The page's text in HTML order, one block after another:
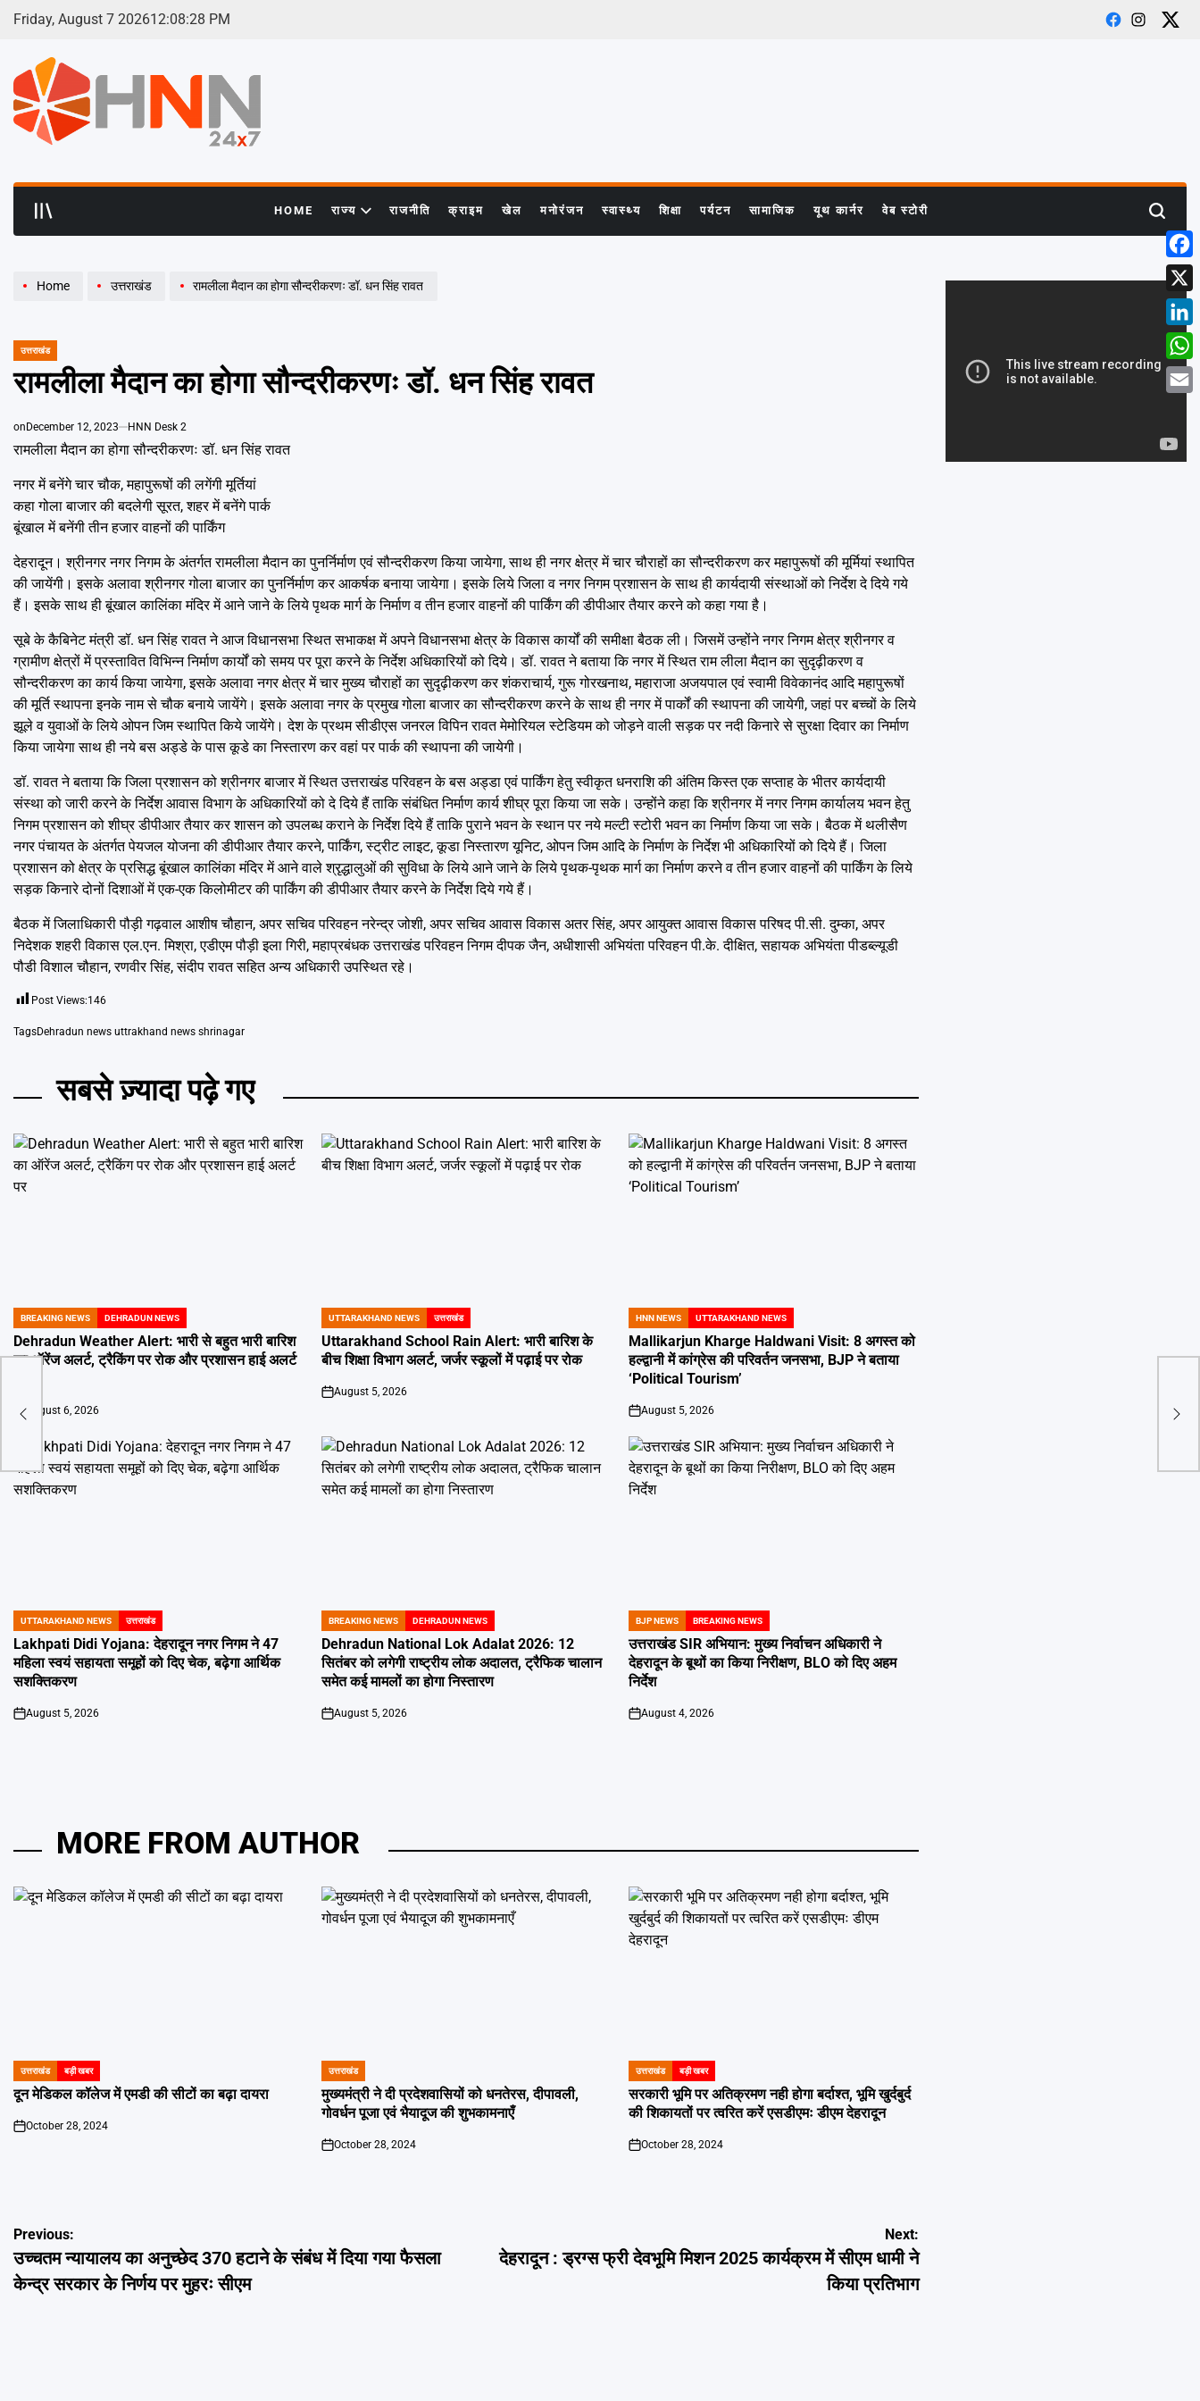
Skip
Friday, August 7 202612:08:28 PM
FacebookX
HOME राज्य राजनीति क्राइम खेल मनोरंजन स्वास्थ्य शिक्षा पर्यटन सामाजिक यूथ कार्नर वेब स्टोरी Search
Home उत्तराखंड रामलीला मैदान का होगा सौन्दरीकरणः डॉ. धन सिंह रावत
POSTED
उत्तराखंड
रामलीला मैदान का होगा सौन्दरीकरणः डॉ. धन सिंह रावत
onDecember 12, 2023 HNN Desk 2
रामलीला मैदान का होगा सौन्दरीकरणः डॉ. धन सिंह रावत
नगर में बनेंगे चार चौक, महापुरूषों की लगेंगी मूर्तियां
कहा गोला बाजार की बदलेगी सूरत, शहर में बनेंगे पार्क
बूंखाल में बनेंगी तीन हजार वाहनों की पार्किंग
देहरादून। श्रीनगर नगर निगम के अंतर्गत रामलीला मैदान का पुनर्निर्माण एवं सौन्दरीकरण किया जायेगा, साथ ही नगर क्षेत्र में चार चौराहों का सौन्दरीकरण कर महापुरूषों की मूर्मियां स्थापित
की जायेंगी। इसके अलावा श्रीनगर गोला बाजार का पुनर्निर्माण कर आकर्षक बनाया जायेगा। इसके लिये जिला व नगर निगम प्रशासन के साथ ही कार्यदायी संस्थाओं को निर्देश दे दिये गये
हैं। इसके साथ ही बूंखाल कालिंका मंदिर में आने जाने के लिये पृथक मार्ग के निर्माण व तीन हजार वाहनों की पार्किंग की डीपीआर तैयार करने को कहा गया है।
सूबे के कैबिनेट मंत्री डॉ. धन सिंह रावत ने आज विधानसभा स्थित सभाकक्ष में अपने विधानसभा क्षेत्र के विकास कार्यों की समीक्षा बैठक ली। जिसमें उन्होंने नगर निगम क्षेत्र श्रीनगर व
ग्रामीण क्षेत्रों में प्रस्तावित विभिन्न निर्माण कार्यों को समय पर पूरा करने के निर्देश अधिकारियों को दिये। डॉ. रावत ने बताया कि नगर में स्थित राम लीला मैदान का सुदृढ़ीकरण व
सौन्दरीकरण का कार्य किया जायेगा, इसके अलावा नगर क्षेत्र में चार मुख्य चौराहों का सुदृढ़ीकरण कर शंकराचार्य, गुरू गोरखनाथ, महाराजा अजयपाल एवं स्वामी विवेकानंद आदि महापुरूषों
की मूर्ति स्थापना इनके नाम से चौक बनाये जायेंगे। इसके अलावा नगर के प्रमुख गोला बाजार का सौन्दरीकरण करने के साथ ही नगर में पार्कों की स्थापना की जायेगी, जहां पर बच्चों के लिये
झूले व युवाओं के लिये ओपन जिम स्थापित किये जायेंगे। देश के प्रथम सीडीएस जनरल विपिन रावत मेमोरियल स्टेडियम को जोड़ने वाली सड़क पर नदी किनारे से सुरक्षा दिवार का निर्माण
किया जायेगा साथ ही नये बस अड्डे के पास कूडे का निस्तारण कर वहां पर पार्क की स्थापना की जायेगी।
डॉ. रावत ने बताया कि जिला प्रशासन को श्रीनगर बाजार में स्थित उत्तराखंड परिवहन के बस अड्डा एवं पार्किंग हेतु स्वीकृत धनराशि की अंतिम किस्त एक सप्ताह के भीतर कार्यदायी
संस्था को जारी करने के निर्देश आवास विभाग के अधिकारियों को दे दिये हैं ताकि संबंधित निर्माण कार्य शीघ्र पूरा किया जा सके। उन्होंने कहा कि श्रीनगर में नगर निगम कार्यालय भवन हेतु
निगम प्रशासन को शीघ्र डीपीआर तैयार कर शासन को उपलब्ध कराने के निर्देश दिये हैं ताकि पुराने भवन के स्थान पर नये मल्टी स्टोरी भवन का निर्माण किया जा सके। बैठक में थलीसैण
नगर पंचायत के अंतर्गत पेयजल योजना की डीपीआर तैयार करने, पार्किंग, स्ट्रीट लाइट, कूडा निस्तारण यूनिट, ओपन जिम आदि के निर्माण के निर्देश भी अधिकारियों को दिये हैं। जिला
प्रशासन को क्षेत्र के प्रसिद्ध बूंखाल कालिंका मंदिर में आने वाले श्रृद्धालुओं की सुविधा के लिये आने जाने के लिये पृथक-पृथक मार्ग का निर्माण करने व तीन हजार वाहनों की पार्किंग के लिये
सड़क किनारे दोनों दिशाओं में एक-एक किलोमीटर की पार्किंग की डीपीआर तैयार करने के निर्देश दिये गये हैं।
बैठक में जिलाधिकारी पौड़ी गढ़वाल आशीष चौहान, अपर सचिव परिवहन नरेन्द्र जोशी, अपर सचिव आवास विकास अतर सिंह, अपर आयुक्त आवास विकास परिषद पी.सी. दुम्का, अपर
निदेशक शहरी विकास एल.एन. मिश्रा, एडीएम पौड़ी इला गिरी, महाप्रबंधक उत्तराखंड परिवहन निगम दीपक जैन, अधीशासी अभियंता परिवहन पी.के. दीक्षित, सहायक अभियंता पीडब्ल्यूडी
पौडी विशाल चौहान, रणवीर सिंह, संदीप रावत सहित अन्य अधिकारी उपस्थित रहे।
Post Views:146
TagsDehradun news uttrakhand news shrinagar
सबसे ज़्यादा पढ़े गए
POSTED
IN
BREAKING NEWS DEHRADUN NEWS
Dehradun Weather Alert: भारी से बहुत भारी बारिश
का ऑरेंज अलर्ट, ट्रैकिंग पर रोक और प्रशासन हाई अलर्ट
on
August 6, 2026
POSTED
IN
UTTARAKHAND NEWS उत्तराखंड
Uttarakhand School Rain Alert: भारी बारिश के
बीच शिक्षा विभाग अलर्ट, जर्जर स्कूलों में पढ़ाई पर रोक
on
August 5, 2026
POSTED
IN
HNN NEWS UTTARAKHAND NEWS
Mallikarjun Kharge Haldwani Visit: 8 अगस्त को
हल्द्वानी में कांग्रेस की परिवर्तन जनसभा, BJP ने बताया
‘Political Tourism’
on
August 5, 2026
POSTED
IN
UTTARAKHAND NEWS उत्तराखंड
Lakhpati Didi Yojana: देहरादून नगर निगम ने 47
महिला स्वयं सहायता समूहों को दिए चेक, बढ़ेगा आर्थिक
सशक्तिकरण
on
August 5, 2026
POSTED
IN
BREAKING NEWS DEHRADUN NEWS
Dehradun National Lok Adalat 2026: 12
सितंबर को लगेगी राष्ट्रीय लोक अदालत, ट्रैफिक चालान
समेत कई मामलों का होगा निस्तारण
on
August 5, 2026
POSTED
IN
BJP NEWS BREAKING NEWS
उत्तराखंड SIR अभियान: मुख्य निर्वाचन अधिकारी ने
देहरादून के बूथों का किया निरीक्षण, BLO को दिए अहम
निर्देश
on
August 4, 2026
MORE FROM AUTHOR
POSTED
IN
उत्तराखंड बड़ी खबर
दून मेडिकल कॉलेज में एमडी की सीटों का बढ़ा दायरा
on
October 28, 2024
POSTED
IN
उत्तराखंड
मुख्यमंत्री ने दी प्रदेशवासियों को धनतेरस, दीपावली,
गोवर्धन पूजा एवं भैयादूज की शुभकामनाएँ
on
October 28, 2024
POSTED
IN
उत्तराखंड बड़ी खबर
सरकारी भूमि पर अतिक्रमण नही होगा बर्दाश्त, भूमि खुर्दबुर्द
की शिकायतों पर त्वरित करें एसडीएमः डीएम देहरादून
on
October 28, 2024
Post
navigation
Previous:
उच्चतम न्यायालय का अनुच्छेद 370 हटाने के संबंध में दिया गया फैसला
केन्द्र सरकार के निर्णय पर मुहरः सीएम
Next:
देहरादून : ड्रग्स फ्री देवभूमि मिशन 2025 कार्यक्रम में सीएम धामी ने
किया प्रतिभाग
X